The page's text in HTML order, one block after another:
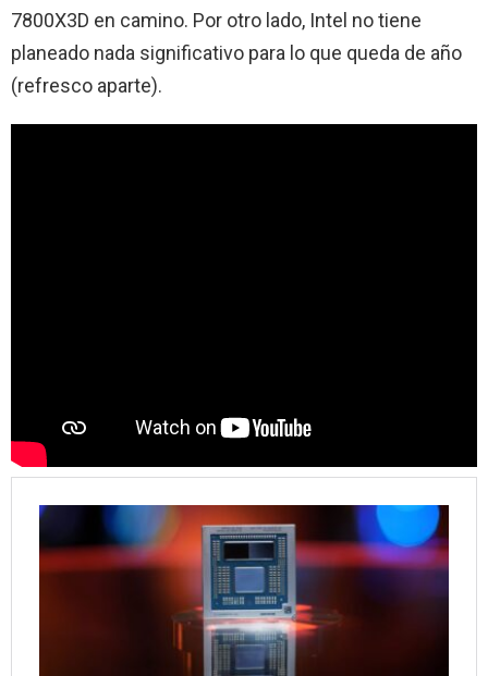
7800X3D en camino. Por otro lado, Intel no tiene
planeado nada significativo para lo que queda de año
(refresco aparte).